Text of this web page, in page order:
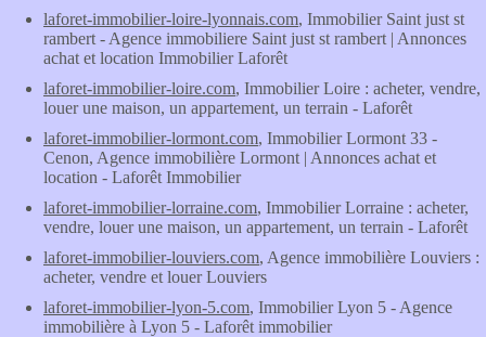
laforet-immobilier-loire-lyonnais.com, Immobilier Saint just st
rambert - Agence immobiliere Saint just st rambert | Annonces
achat et location Immobilier Laforêt
laforet-immobilier-loire.com, Immobilier Loire : acheter, vendre,
louer une maison, un appartement, un terrain - Laforêt
laforet-immobilier-lormont.com, Immobilier Lormont 33 -
Cenon, Agence immobilière Lormont | Annonces achat et
location - Laforêt Immobilier
laforet-immobilier-lorraine.com, Immobilier Lorraine : acheter,
vendre, louer une maison, un appartement, un terrain - Laforêt
laforet-immobilier-louviers.com, Agence immobilière Louviers :
acheter, vendre et louer Louviers
laforet-immobilier-lyon-5.com, Immobilier Lyon 5 - Agence
immobilière à Lyon 5 - Laforêt immobilier